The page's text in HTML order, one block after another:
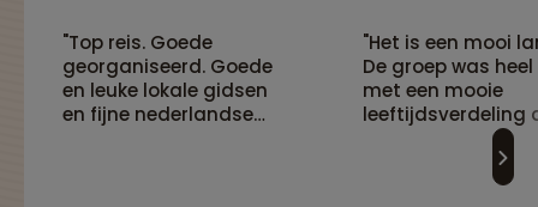
"Top reis. Goede
georganiseerd. Goede
en leuke lokale gidsen
en fijne nederlandse
"Het is een mooi
De groep was heel
met een mooie
leeftijdsverdeling
aansloot bij mijn